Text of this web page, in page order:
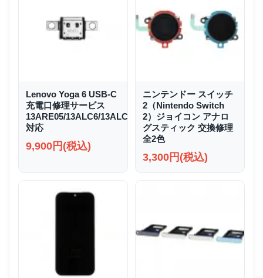
Lenovo Yoga 6 USB-C
充電口修理サービス
13ARE05/13ALC6/13ALC7/13ABR8
対応
9,900円(税込)
ニンテンドー スイッチ
2（Nintendo Switch
2）ジョイコン アナロ
グスティック 交換修理
全2色
3,300円(税込)